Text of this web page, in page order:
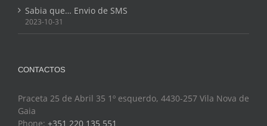
Sabia que… Envio de SMS
2023-10-31
CONTACTOS
Praceta 25 de Abril 35 1º esquerdo, 4430-257 Vila Nova de
Gaia
Phone: +351 220 135 551